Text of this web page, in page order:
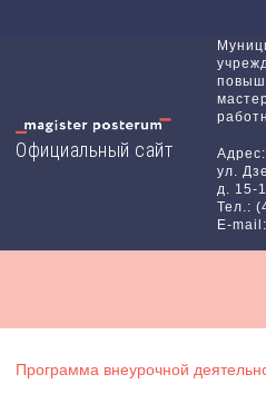
Официальный сайт
ул.
д. 15-
Тел.:
E-
Найти:
Программа внеурочной